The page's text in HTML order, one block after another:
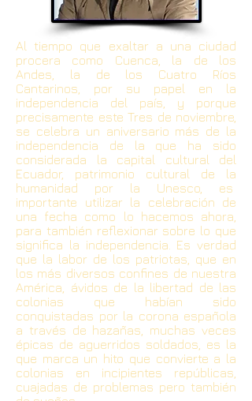
Al tiempo que exaltar a una ciudad
procera como Cuenca, la de los
Andes, la de los Cuatro Ríos
Cantarinos, por su papel en la
independencia del país, y porque
precisamente este Tres de noviembre,
se celebra un aniversario más de la
independencia de la que ha sido
considerada la capital cultural del
Ecuador, patrimonio cultural de la
humanidad por la Unesco, es
importante utilizar la celebración de
una fecha como lo hacemos ahora,
para también reflexionar sobre lo que
significa la independencia. Es verdad
que la labor de los patriotas, que en
los más diversos confines de nuestra
América, ávidos de la libertad de las
colonias que habían sido
conquistadas por la corona española
a través de hazañas, muchas veces
épicas de aguerridos soldados, es la
que marca un hito que convierte a la
colonias en incipientes repúblicas,
cuajadas de problemas pero también